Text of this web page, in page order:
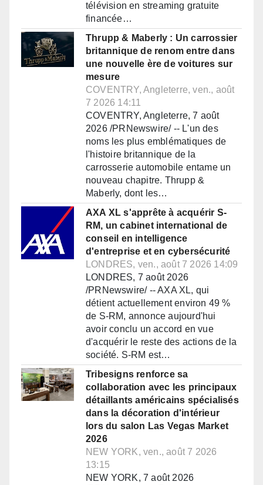
télévision en streaming gratuite
financée…
Thrupp & Maberly : Un carrossier
britannique de renom entre dans
une nouvelle ère de voitures sur
mesure
COVENTRY, Angleterre, ven., août
7 2026 14:11
COVENTRY, Angleterre, 7 août
2026 /PRNewswire/ -- L'un des
noms les plus emblématiques de
l'histoire britannique de la
carrosserie automobile entame un
nouveau chapitre. Thrupp &
Maberly, dont les…
AXA XL s'apprête à acquérir S-
RM, un cabinet international de
conseil en intelligence
d'entreprise et en cybersécurité
LONDRES, ven., août 7 2026 14:09
LONDRES, 7 août 2026
/PRNewswire/ -- AXA XL, qui
détient actuellement environ 49 %
de S-RM, annonce aujourd'hui
avoir conclu un accord en vue
d'acquérir le reste des actions de la
société. S-RM est…
Tribesigns renforce sa
collaboration avec les principaux
détaillants américains spécialisés
dans la décoration d'intérieur
lors du salon Las Vegas Market
2026
NEW YORK, ven., août 7 2026
13:15
NEW YORK, 7 août 2026